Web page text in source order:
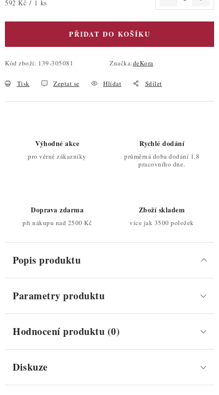
Měrná cena:
592 Kč / 1 ks
PŘIDAT DO KOŠÍKU
Kód zboží: 139-305081 Značka:deKora
Tisk Zeptat se Hlídat Sdílet
Výhodné akce
pro věrné zákazníky
Rychlé dodání
průměrná doba dodání 1,8
pracovního dne.
Doprava zdarma
při nákupu nad 2500 Kč
Zboží skladem
více jak 3500 položek
Popis produktu
Parametry produktu
Hodnocení produktu (0)
Diskuze